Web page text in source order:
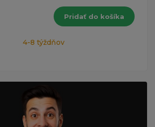
Pridať do košíka
4-8 týždňov